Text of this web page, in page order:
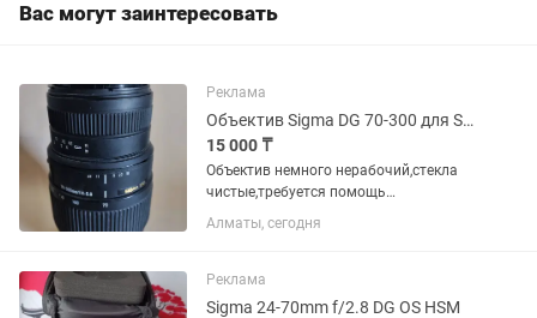
Вас могут заинтересовать
Реклама
Объектив Sigma DG 70-300 для Sony
15 000 ₸
Объектив немного нерабочий,стекла
чистые,требуется помощь
мастера,снимать в принципе можно в
ручной фокусировке
Алматы, сегодня
Реклама
Sigma 24-70mm f/2.8 DG OS HSM